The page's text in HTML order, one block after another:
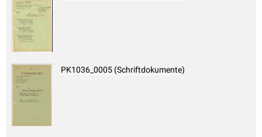
PK1036_0005 (Schriftdokumente)